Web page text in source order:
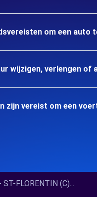
om een auto
wijzigen, verlengen of
zijn vereist om een
ST-FLORENTIN (C)...